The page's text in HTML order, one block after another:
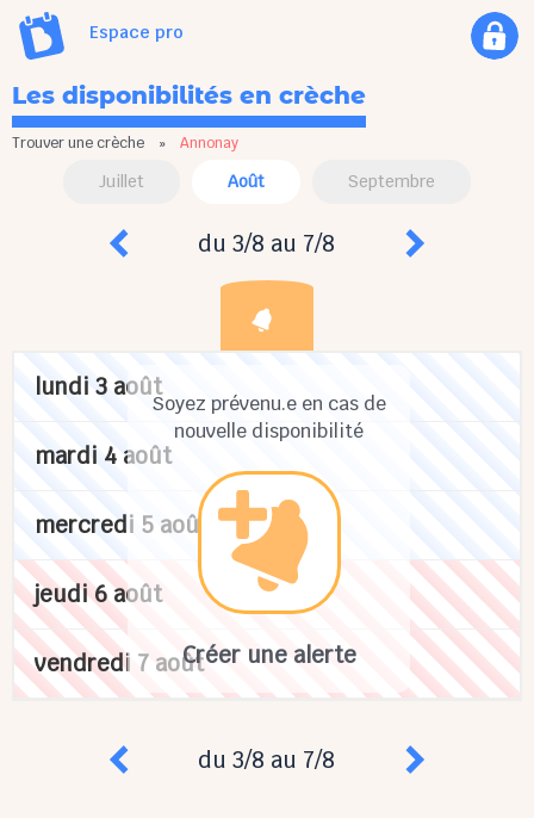
Espace pro
Les disponibilités en crèche
Trouver une crèche » Annonay
Juillet Août Septembre
du 3/8 au 7/8
Soyez prévenu.e en cas de
nouvelle disponibilité
Créer une alerte
lundi 3 août
mardi 4 août
mercredi 5 août
jeudi 6 août
vendredi 7 août
du 3/8 au 7/8